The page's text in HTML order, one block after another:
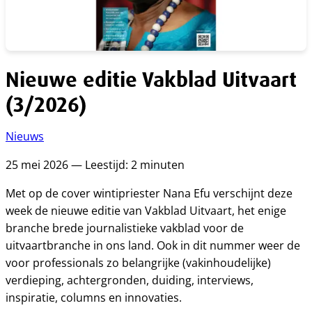
Nieuwe editie Vakblad Uitvaart
(3/2026)
Nieuws
25 mei 2026 — Leestijd: 2 minuten
Met op de cover wintipriester Nana Efu verschijnt deze
week de nieuwe editie van Vakblad Uitvaart, het enige
branche brede journalistieke vakblad voor de
uitvaartbranche in ons land. Ook in dit nummer weer de
voor professionals zo belangrijke (vakinhoudelijke)
verdieping, achtergronden, duiding, interviews,
inspiratie, columns en innovaties.